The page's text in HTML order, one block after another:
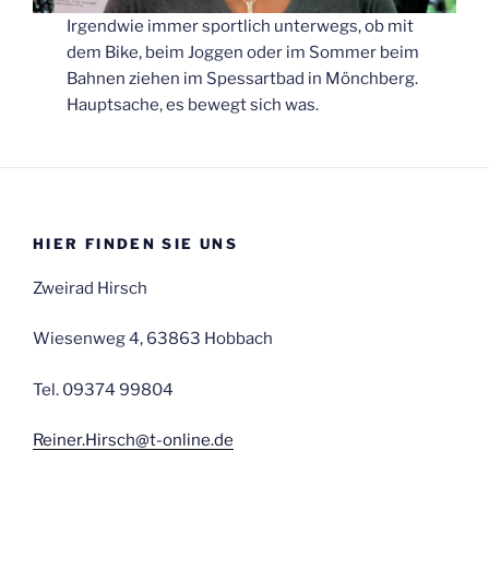
Irgendwie immer sportlich unterwegs, ob mit
dem Bike, beim Joggen oder im Sommer beim
Bahnen ziehen im Spessartbad in Mönchberg.
Hauptsache, es bewegt sich was.
HIER FINDEN SIE UNS
Zweirad Hirsch
Wiesenweg 4, 63863 Hobbach
Tel. 09374 99804
Reiner.Hirsch@t-online.de